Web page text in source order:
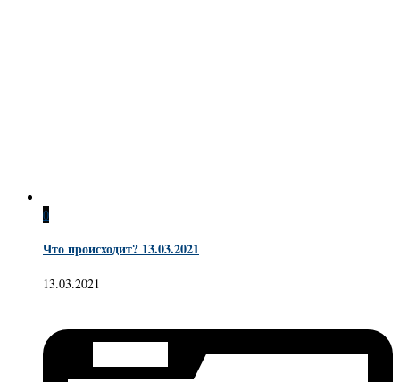
0
Что происходит? 13.03.2021
13.03.2021